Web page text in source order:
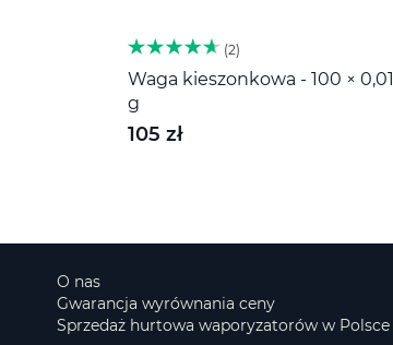
2
Waga kieszonkowa - 100 × 0,01
g
105 zł
O nas
Gwarancja wyrównania ceny
Sprzedaż hurtowa waporyzatorów w Polsce